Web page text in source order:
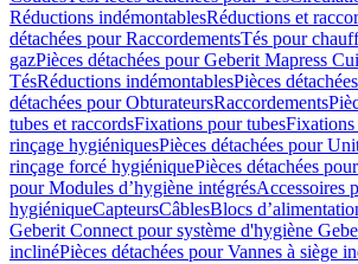
Réductions indémontablesRéductions et
détachées pour RaccordementsTés pour
gazPièces détachées pour Geberit Mapress
TésRéductions indémontablesPièces
détachées pour ObturateursRaccordements
tubes et raccordsFixations pour tubesFixations
rinçage hygiéniquesPièces détachées pour
rinçage forcé hygiéniquePièces détachées
pour Modules d’hygiène intégrésAccessoires
hygiéniqueCapteursCâblesBlocs
Geberit Connect pour système d'hygiène
inclinéPièces détachées pour Vannes à siège